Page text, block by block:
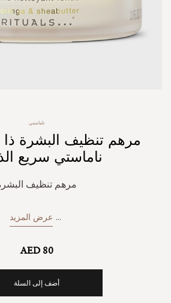
beginning
ناماستي
مرهم تنظيف البشرة ذا
ناماستي سريع
مرهم تنظيف
... عرض المزيد
AED 80
أضف إلى السلة